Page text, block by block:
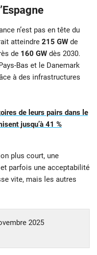
n’est pas en tête du
atteindre 215 GW de
de 160 GW dès 2030.
Bas et le Danemark
à des infrastructures
de leurs pairs dans le
jusqu’à 41 %
plus court, une
parfois une acceptabilité
vite, mais les autres
2025